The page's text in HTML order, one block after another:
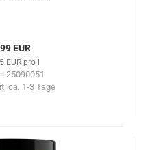
EUR
EUR pro l
25090051
ca. 1-3 Tage